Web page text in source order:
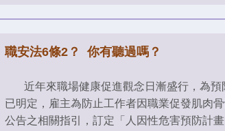
職安法6條2？ 你有聽過嗎？
近年來職場健康促進觀念日漸盛行，為預
已明定，雇主為防止工作者因職業促發肌肉
公告之相關指引，訂定「人因性危害預防計